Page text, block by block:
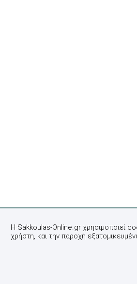
Η Sakkoulas-Online.gr χρησιμοποιεί
χρήστη, και την παροχή